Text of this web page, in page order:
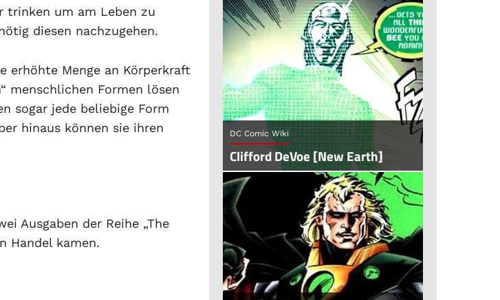
trinken um am Leben zu
diesen nachzugehen.
erhöhte Menge an Körperkraft
menschlichen Formen lösen
sogar jede beliebige Form
hinaus können sie ihren
Ausgaben der Reihe „The
Handel kamen.
DC Comic Wiki
Clifford DeVoe [New Earth]